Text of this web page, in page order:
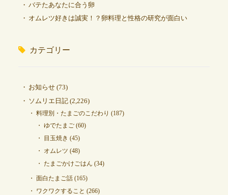
バテたあなたに合う卵
オムレツ好きは誠実！？卵料理と性格の研究が面白い
カテゴリー
お知らせ(73)
ソムリエ日記(2,226)
料理別・たまごのこだわり (187)
ゆでたまご(60)
目玉焼き (45)
オムレツ (48)
たまごかけごはん (34)
面白たまご話(165)
ワクワクすること (266)